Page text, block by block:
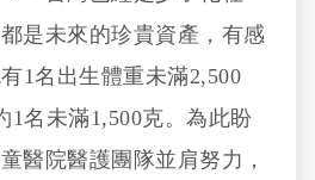
是未來的珍貴資產，有感
1名出生體重未滿2,500
1名未滿1,500克。為此盼
醫院醫護團隊並肩努力，